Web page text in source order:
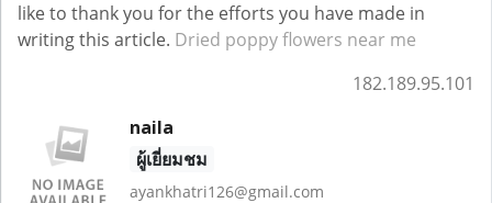
like to thank you for the efforts you have made in
writing this article. Dried poppy flowers near me
182.189.95.101
naila
ผู้เยี่ยมชม
ayankhatri126@gmail.com